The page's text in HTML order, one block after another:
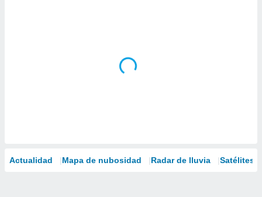
Actualidad Mapa de nubosidad Radar de lluvia Satélites